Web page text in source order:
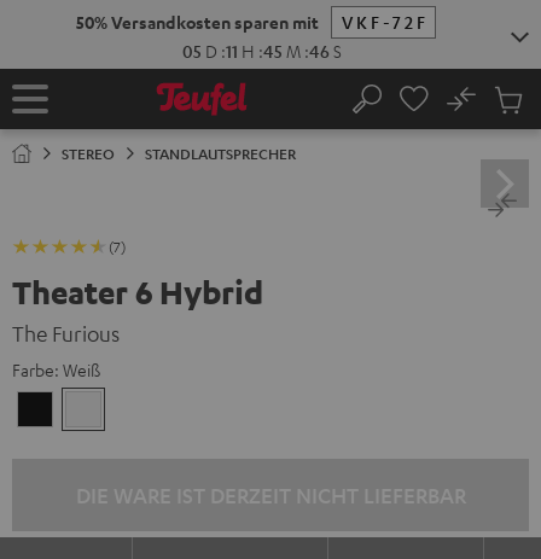
Startseite Suche
No
STEREO STANDLAUTSPRECHER
(7)
Theater 6 Hybrid
The Furious
Farbe: Weiß